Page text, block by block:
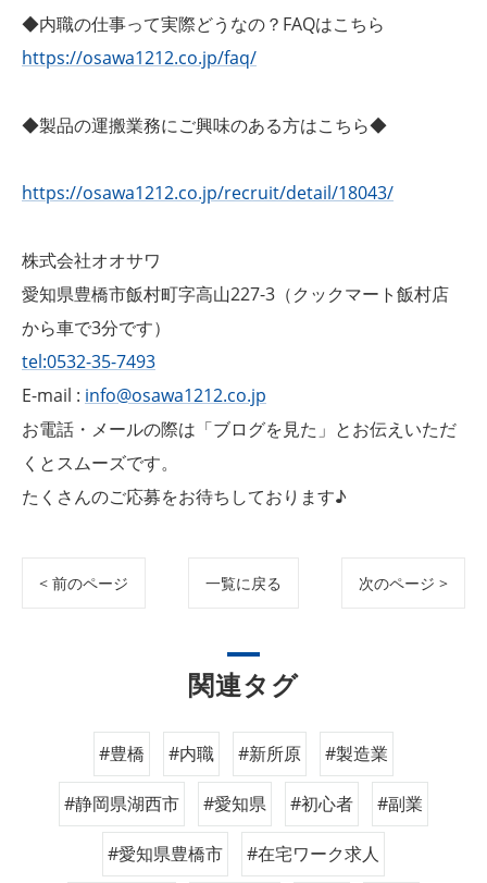
◆内職の仕事って実際どうなの？FAQはこちら
https://osawa1212.co.jp/faq/
◆製品の運搬業務にご興味のある方はこちら◆
https://osawa1212.co.jp/recruit/detail/18043/
株式会社オオサワ
愛知県豊橋市飯村町字高山227-3（クックマート飯村店
から車で3分です）
tel:0532-35-7493
E-mail : info@osawa1212.co.jp
お電話・メールの際は「ブログを見た」とお伝えいただ
くとスムーズです。
たくさんのご応募をお待ちしております♪
< 前のページ 一覧に戻る 次のページ >
関連タグ
#豊橋 #内職 #新所原 #製造業
#静岡県湖西市 #愛知県 #初心者 #副業
#愛知県豊橋市 #在宅ワーク求人